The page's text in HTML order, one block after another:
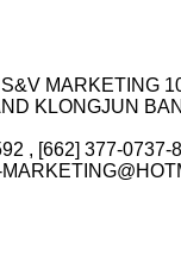
MARKETING
KLONGJUN
, [662] 377-0737-